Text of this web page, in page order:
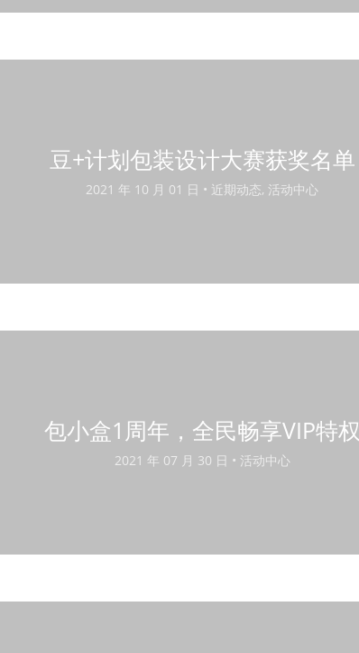
豆+计划包装设计大赛获奖名单
2021 年 10 月 01 日 • 近期动态, 活动中心
包小盒1周年，全民畅享VIP特权
2021 年 07 月 30 日 • 活动中心